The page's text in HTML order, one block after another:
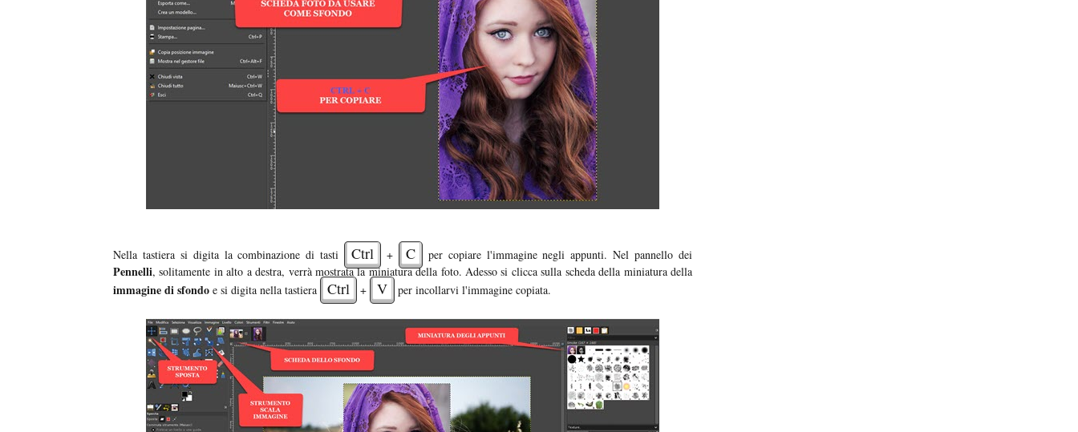
Nella tastiera si digita la combinazione di tasti Ctrl + C per copiare l'immagine negli appunti. Nel pannello dei
Pennelli, solitamente in alto a destra, verrà mostrata la miniatura della foto. Adesso si clicca sulla scheda della miniatura della
immagine di sfondo e si digita nella tastiera Ctrl + V per incollarvi l'immagine copiata.